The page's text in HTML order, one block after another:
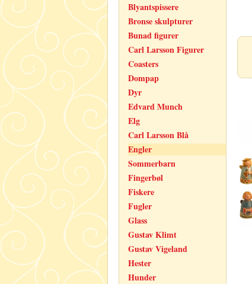
Blyantspissere
Bronse skulpturer
Bunad figurer
Carl Larsson Figurer
Coasters
Dompap
Dyr
Edvard Munch
Elg
Carl Larsson Blå
Engler
Sommerbarn
Fingerbøl
Fiskere
Fugler
Glass
Gustav Klimt
Gustav Vigeland
Hester
Hunder